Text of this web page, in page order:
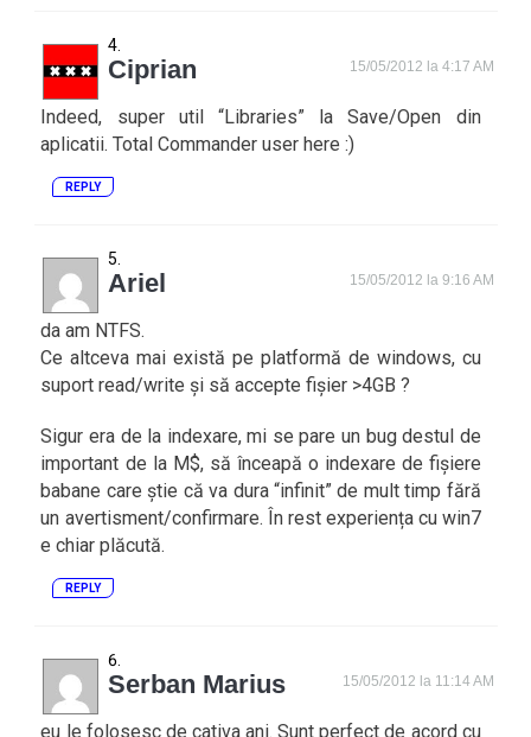
Ciprian 15/05/2012 la 4:17 AM
Indeed, super util “Libraries” la Save/Open din
aplicatii. Total Commander user here :)
REPLY
Ariel 15/05/2012 la 9:16 AM
da am NTFS.
Ce altceva mai există pe platformă de windows, cu
suport read/write și să accepte fișier >4GB ?
Sigur era de la indexare, mi se pare un bug destul de
important de la M$, să înceapă o indexare de fișiere
babane care știe că va dura “infinit” de mult timp fără
un avertisment/confirmare. În rest experiența cu win7
e chiar plăcută.
REPLY
Serban Marius 15/05/2012 la 11:14 AM
eu le folosesc de cativa ani. Sunt perfect de acord cu